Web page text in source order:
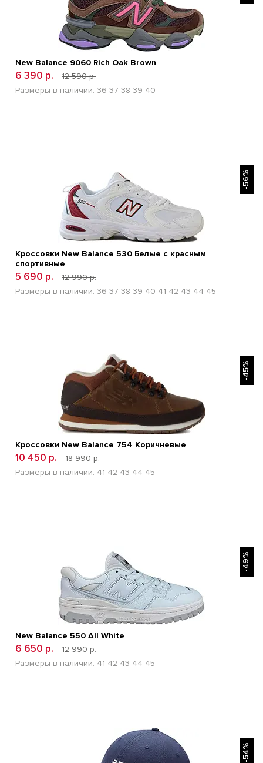
New Balance 9060 Rich Oak Brown
6 390 р.
12 590 р.
Размеры в наличии: 36 37 38 39 40
-56%
Кроссовки New Balance 530 Белые с красным
спортивные
5 690 р.
12 990 р.
Размеры в наличии: 36 37 38 39 40 41 42 43 44 45
БЫСТРЫЙ ПРОСМОТР
-45%
Кроссовки New Balance 754 Коричневые
10 450 р.
18 990 р.
Размеры в наличии: 41 42 43 44 45
-49%
New Balance 550 All White
6 650 р.
12 990 р.
Размеры в наличии: 41 42 43 44 45
БЫСТРЫЙ ПРОСМОТР
-54%